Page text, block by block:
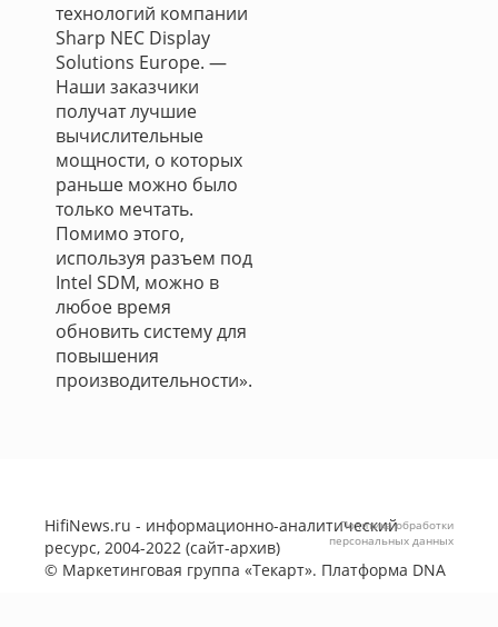
технологий компании
Sharp NEC Display
Solutions Europe. —
Наши заказчики
получат лучшие
вычислительные
мощности, о которых
раньше можно было
только мечтать.
Помимо этого,
используя разъем под
Intel SDM, можно в
любое время
обновить систему для
повышения
производительности».
HifiNews.ru - информационно-аналитический
ресурс, 2004-2022 (сайт-архив)
© Маркетинговая группа «Текарт». Платформа DNA
Политика обработки
персональных данных